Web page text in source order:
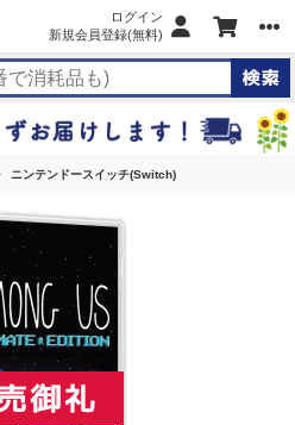
ログイン
新規会員登録(無料)
ニンテンドースイッチ(Switch)